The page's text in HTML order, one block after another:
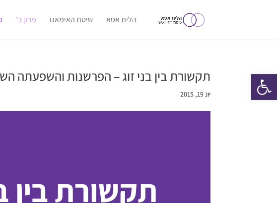
הלית אסא שיטת האימאגו פרק ב'
תקשורת בין בני זוג – הפרשנות והשפעתה
יונ 19, 2015
תקשורת בין
פתח סרגל נגישות